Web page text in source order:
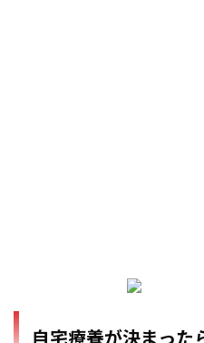
自宅療養が決まった